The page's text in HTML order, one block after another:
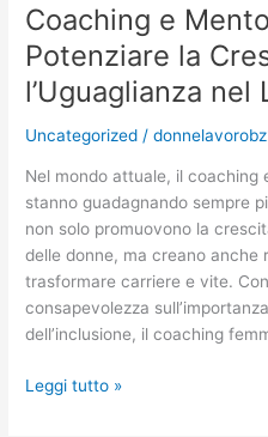
Coaching e
Potenziare la
l’Uguaglianza nel
Uncategorized /
Nel mondo attuale, il coaching
stanno guadagnando sempre
non solo promuovono la
delle donne, ma creano anche
trasformare carriere e vite. Con
consapevolezza
dell’inclusione, il coaching
Coaching
Leggi tutto »